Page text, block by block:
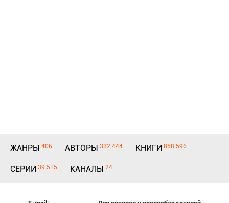
ЖАНРЫ 406 АВТОРЫ 332 444 КНИГИ 858 596
СЕРИИ 39 515 КАНАЛЫ 24